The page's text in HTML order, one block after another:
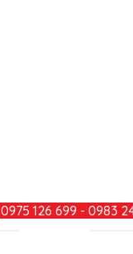
0975 126 699 - 0983